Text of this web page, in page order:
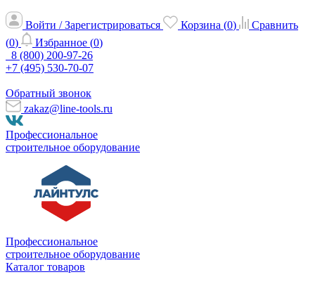
Войти / Зарегистрироваться Корзина (0)
Сравнить
(0) Избранное (0)
8 (800) 200-97-26
+7 (495) 530-70-07
Обратный звонок
zakaz@line-tools.ru
Профессиональное
строительное оборудование
Профессиональное
строительное оборудование
Каталог товаров